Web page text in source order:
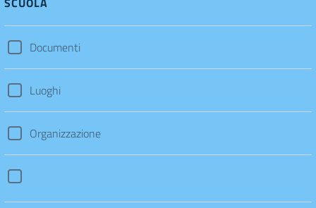
Documenti
Luoghi
Organizzazione